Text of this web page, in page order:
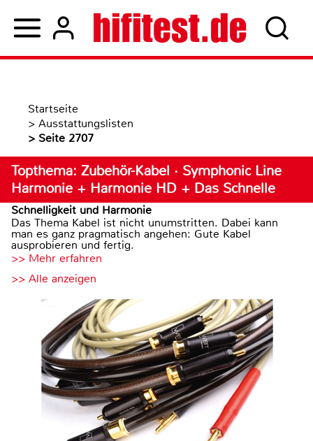
Startseite
> Ausstattungslisten
> Seite 2707
Topthema: Zubehör-Kabel · Symphonic Line
Harmonie + Harmonie HD + Das Schnelle
Schnelligkeit und Harmonie
Das Thema Kabel ist nicht unumstritten. Dabei kann
man es ganz pragmatisch angehen: Gute Kabel
ausprobieren und fertig.
>> Mehr erfahren
>> Alle anzeigen